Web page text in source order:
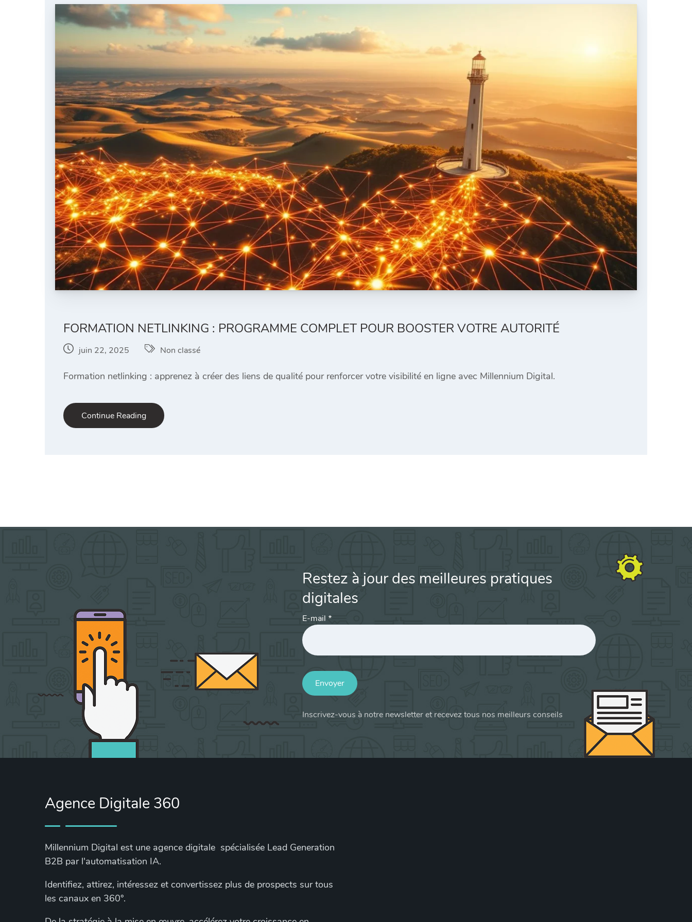
FORMATION NETLINKING : PROGRAMME COMPLET POUR BOOSTER VOTRE AUTORITÉ
juin 22, 2025 Non classé
Formation netlinking : apprenez à créer des liens de qualité pour renforcer votre visibilité en ligne avec Millennium Digital.
Continue Reading
Restez à jour des meilleures pratiques
digitales
E-mail *
Envoyer
Inscrivez-vous à notre newsletter et recevez tous nos meilleurs conseils
Agence Digitale 360
Millennium Digital est une agence digitale spécialisée Lead Generation
B2B par l'automatisation IA.
Identifiez, attirez, intéressez et convertissez plus de prospects sur tous
les canaux en 360°.